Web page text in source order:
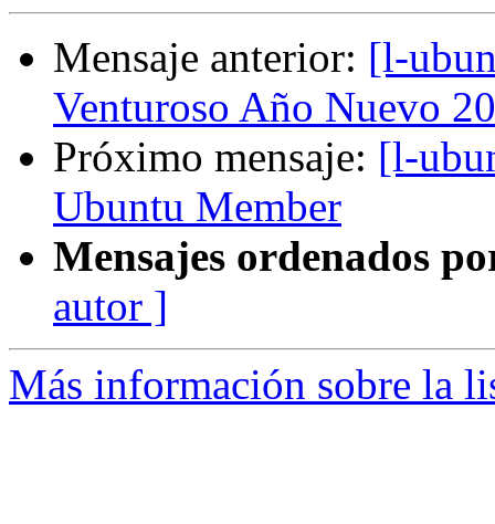
Mensaje anterior: [l-
Venturoso Año Nuevo
Próximo mensaje: [l-
Ubuntu Member
Mensajes ordenados
autor ]
Más información sobre la